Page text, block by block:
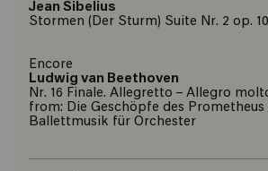
Jean Sibelius
Stormen (Der Sturm) Suite Nr. 2 op.
Encore
Ludwig van Beethoven
Nr. 16 Finale. Allegretto – Allegro
from: Die Geschöpfe des Prometheus
Ballettmusik für Orchester